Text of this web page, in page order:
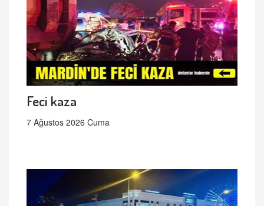
Feci kaza
7 Ağustos 2026 Cuma